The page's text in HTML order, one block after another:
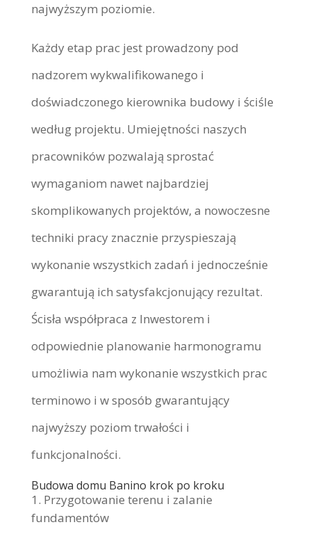
najwyższym poziomie.
Każdy etap prac jest prowadzony pod
nadzorem wykwalifikowanego i
doświadczonego kierownika budowy i ściśle
według projektu. Umiejętności naszych
pracowników pozwalają sprostać
wymaganiom nawet najbardziej
skomplikowanych projektów, a nowoczesne
techniki pracy znacznie przyspieszają
wykonanie wszystkich zadań i jednocześnie
gwarantują ich satysfakcjonujący rezultat.
Ścisła współpraca z Inwestorem i
odpowiednie planowanie harmonogramu
umożliwia nam wykonanie wszystkich prac
terminowo i w sposób gwarantujący
najwyższy poziom trwałości i
funkcjonalności.
Budowa domu Banino krok po kroku
Przygotowanie terenu i zalanie
fundamentów